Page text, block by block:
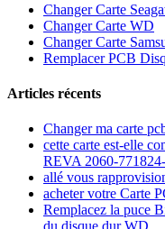
Changer Carte
Changer Carte WD
Changer Carte
Remplacer PCB
Articles récents
Changer ma carte
cette carte est-elle
REVA 2060-
allé vous
acheter votre Carte
Remplacez la puce